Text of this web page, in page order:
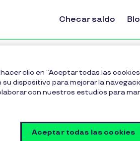
Checar saldo
hacer clic en “Aceptar todas las
su dispositivo para mejorar la
con nuestros estudios para
Aceptar todas las cookies